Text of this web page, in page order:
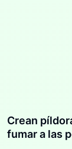
Crean
fumar a las